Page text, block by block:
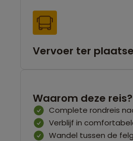
Vervoer ter plaatse
Waarom deze reis?
Complete rondreis
Verblijf in
Wandel tussen de